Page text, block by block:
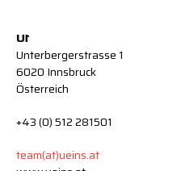
U1
Unterbergerstrasse 1
6020 Innsbruck
Österreich
+43 (0) 512 281501
team(at)ueins.at